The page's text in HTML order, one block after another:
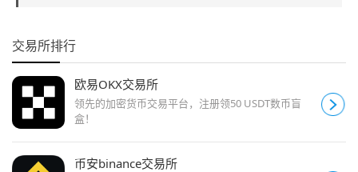
交易所排行
欧易OKX交易所
领先的加密货币交易平台，注册领50 USDT数币盲
盒！
币安binance交易所